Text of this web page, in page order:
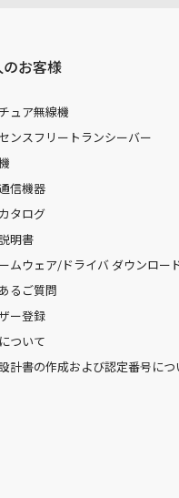
お客様
ュア無線機
ンスフリートランシーバー
信機器
タログ
明書
ムウェア/ドライバ ダウンロー
るご質問
ー登録
ついて
計書の作成および認定番号につ